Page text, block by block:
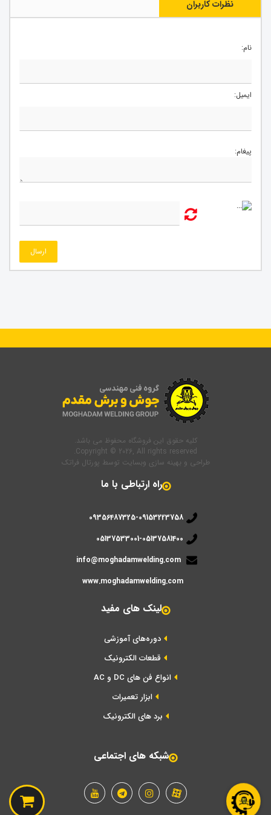
نظرات کاربران
نام:
ایمیل:
پیغام:
ارسال
کلیه حقوق این فروشگاه محفوظ می باشد.
Copyright © 2026, All rights reserved.
طراحی و بهینه سازی وبسایت توسط پورتال فراتک
راه ارتباطی با ما
09356487325-09153223758
05137533001-05137581400
info@moghadamwelding.com
www.moghadamwelding.com
لینک های مفید
دوره‌های آموزشی
قطعات الکترونیک
انواع فن های DC و AC
ابزار تعمیرات
برد های الکترونیک
شبکه های اجتماعی